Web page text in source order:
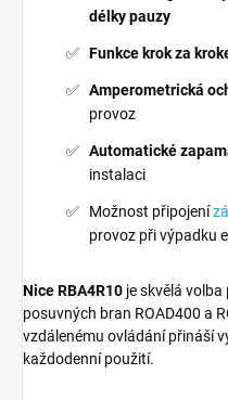
délky pauzy
Funkce krok za
Amperometrická
provoz
Automatické
instalaci
Možnost připojení
provoz při výpadku
Nice RBA4R10 je skvělá
posuvných bran ROAD400 a
vzdálenému ovládání přináší
každodenní použití.